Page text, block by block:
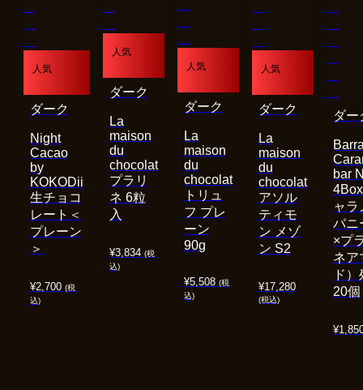
人気
¥2,700 (税
込)
Night
Cacao
by
KOKODii
生チョコ
レート＜
プレーン
＞
ダーク
人気
¥3,834 (税
込)
La
maison
du
chocolat
プラリ
ネ 6粒
入
ダーク
人気
¥5,508 (税
込)
La
maison
du
chocolat
トリュ
フ プレ
ーン
90g
ダーク
人気
¥17,280
(税込)
La
maison
du
chocolat
アソル
ティモ
ン メゾ
ン S2
ダーク
¥
bar
ャラ
バニ
×プ
ネア
ド
20個
ダー